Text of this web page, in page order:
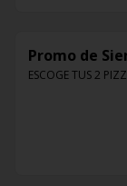
VIERNES: Raviol
favorita
Promo de
ESCOGE TUS 2